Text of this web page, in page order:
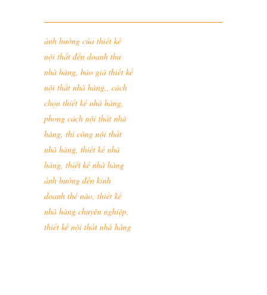
ảnh hưởng của thiết kế
nội thất đến doanh thu
nhà hàng, báo giá thiết kế
nội thất nhà hàng., cách
chọn thiết kế nhà hàng,
phong cách nội thất nhà
hàng, thi công nội thất
nhà hàng, thiết kế nhà
hàng, thiết kế nhà hàng
ảnh hưởng đến kinh
doanh thế nào, thiết kế
nhà hàng chuyên nghiệp,
thiết kế nội thất nhà hàng